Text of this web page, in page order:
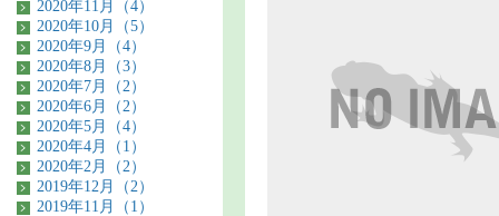
2020年11月（4）
2020年10月（5）
2020年9月（4）
2020年8月（3）
2020年7月（2）
2020年6月（2）
2020年5月（4）
2020年4月（1）
2020年2月（2）
2019年12月（2）
2019年11月（1）